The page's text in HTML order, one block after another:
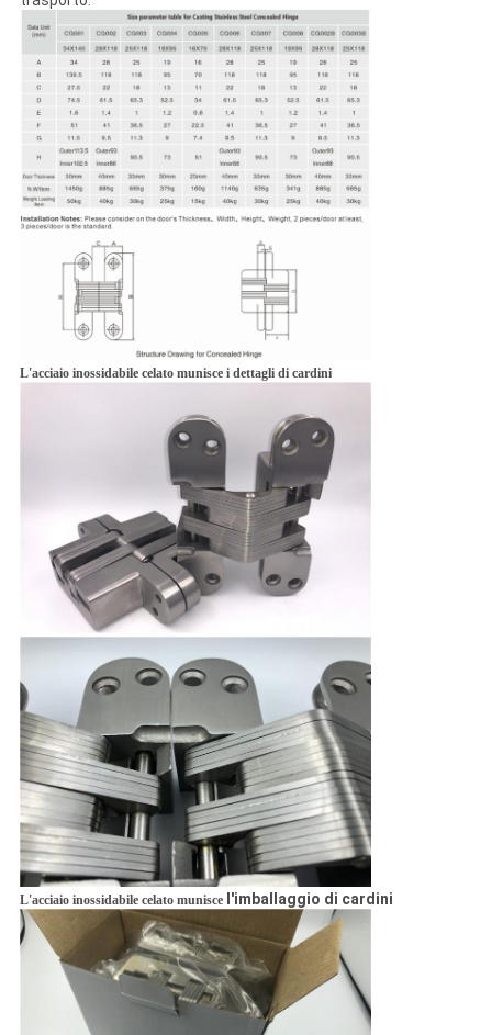
L'acciaio inossidabile celato munisce i dettagli di cardini
L'acciaio inossidabile celato munisce l'imballaggio di cardini